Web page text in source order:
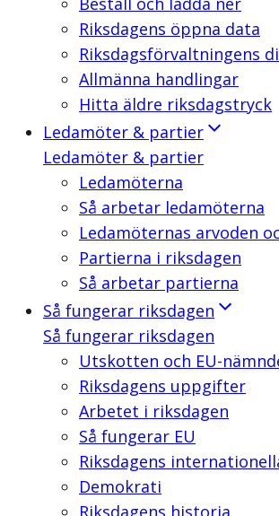
Riksdagens öppna data
Riksdagsförvaltningens
Allmänna handlingar
Hitta äldre riksdagstryck
Ledamöter & partier
Ledamöter & partier
Ledamöterna
Så arbetar ledamöterna
Ledamöternas arvoden
Partierna i riksdagen
Så arbetar partierna
Så fungerar riksdagen
Så fungerar riksdagen
Utskotten och EU-
Riksdagens uppgifter
Arbetet i riksdagen
Så fungerar EU
Riksdagens
Demokrati
Riksdagens historia